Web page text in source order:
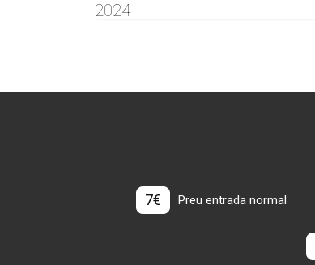
2024
7€ Preu entrada normal